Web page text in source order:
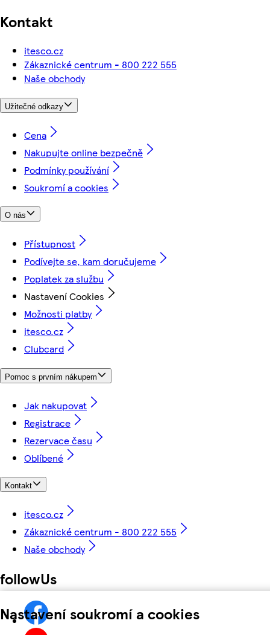
Nastavení soukromí a cookies
Kontakt
itesco.cz
Zákaznické centrum - 800 222 555
Naše obchody
Užitečné odkazy
Cena
Nakupujte online bezpečně
Podmínky používání
Soukromí a cookies
O nás
Přístupnost
Podívejte se, kam doručujeme
Poplatek za službu
Nastavení Cookies
Možnosti platby
itesco.cz
Clubcard
Pomoc s prvním nákupem
Jak nakupovat
Registrace
Rezervace času
Oblíbené
Kontakt
itesco.cz
Zákaznické centrum - 800 222 555
Naše obchody
followUs